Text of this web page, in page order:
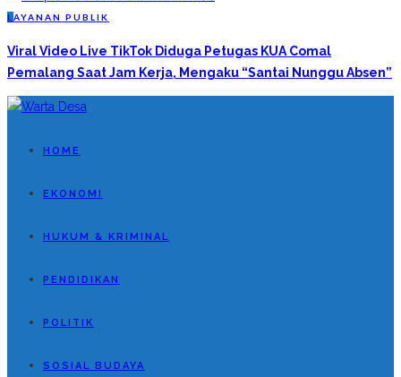
L AYANAN PUBLIK
Viral Video Live TikTok Diduga Petugas KUA Comal
Pemalang Saat Jam Kerja, Mengaku “Santai Nunggu Absen”
HOME
EKONOMI
HUKUM & KRIMINAL
PENDIDIKAN
POLITIK
SOSIAL BUDAYA